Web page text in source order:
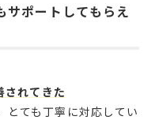
サポートしてもらえ
れてきた
とても丁寧に対応してい